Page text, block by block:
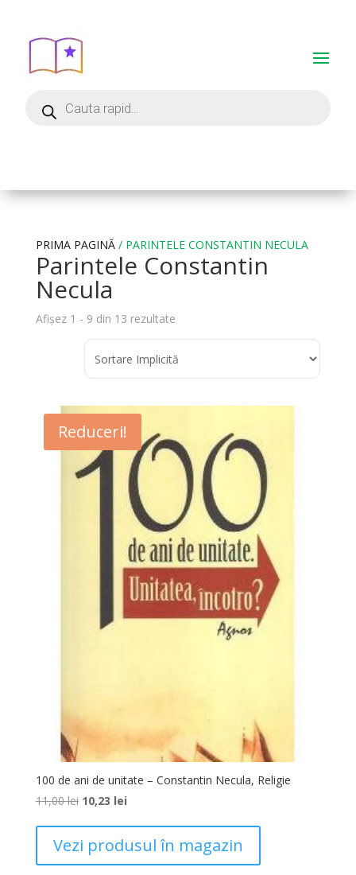
PRIMA PAGINĂ/ PARINTELE CONSTANTIN NECULA
Parintele Constantin
Necula
Afișez 1 - 9 din 13 rezultate
Reduceri!
100 de ani de unitate – Constantin Necula, Religie
11,00lei 10,23 lei
Vezi produsul în magazin